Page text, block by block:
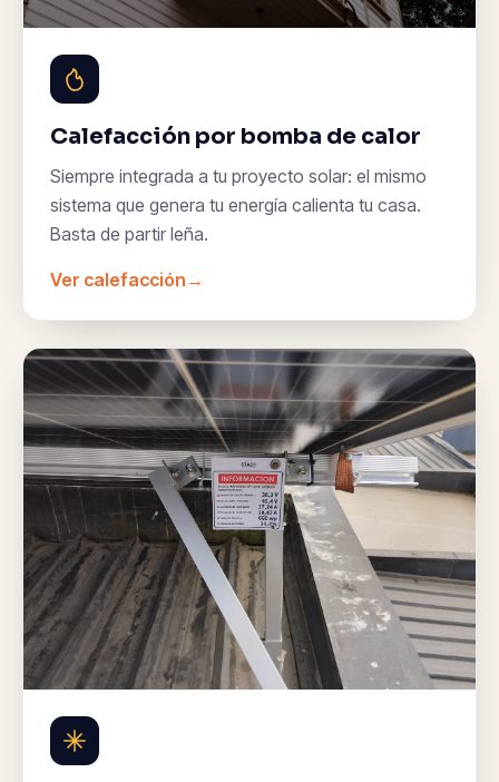
Calefacción por bomba de calor
Siempre integrada a tu proyecto solar: el mismo
sistema que genera tu energía calienta tu casa.
Basta de partir leña.
Ver calefacción →